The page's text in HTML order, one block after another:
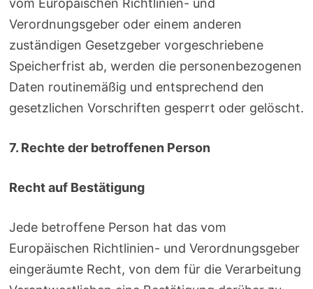
vom Europäischen Richtlinien- und
Verordnungsgeber oder einem anderen
zuständigen Gesetzgeber vorgeschriebene
Speicherfrist ab, werden die personenbezogenen
Daten routinemäßig und entsprechend den
gesetzlichen Vorschriften gesperrt oder gelöscht.
7. Rechte der betroffenen Person
Recht auf Bestätigung
Jede betroffene Person hat das vom
Europäischen Richtlinien- und Verordnungsgeber
eingeräumte Recht, von dem für die Verarbeitung